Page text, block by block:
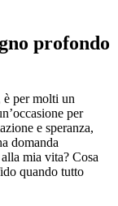
profondo
è per molti un
per
e speranza,
domanda
mia vita? Cosa
quando tutto